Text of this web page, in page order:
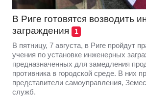
В Риге готовятся возводить
заграждения
1
В пятницу, 7 августа, в Риге пройдут
учения по установке инженерных
предназначенных для замедления
противника в городской среде. В них
представители самоуправления,
служб.